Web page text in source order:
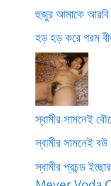
হুজুর আমাকে আরবি
হড় হড় করে গরম
স্বামীর সামনেই
স্বামীর সামনেই
স্বামীর প্রচন্ড